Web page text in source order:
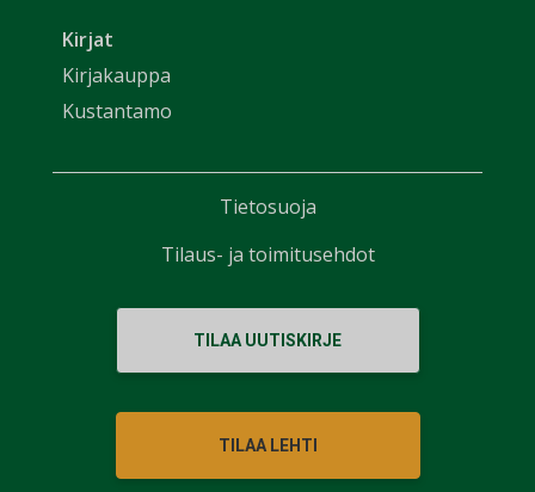
Kirjat
Kirjakauppa
Kustantamo
TILAA UUTISKIRJE
TILAA LEHTI
Tietosuoja
Tilaus- ja toimitusehdot